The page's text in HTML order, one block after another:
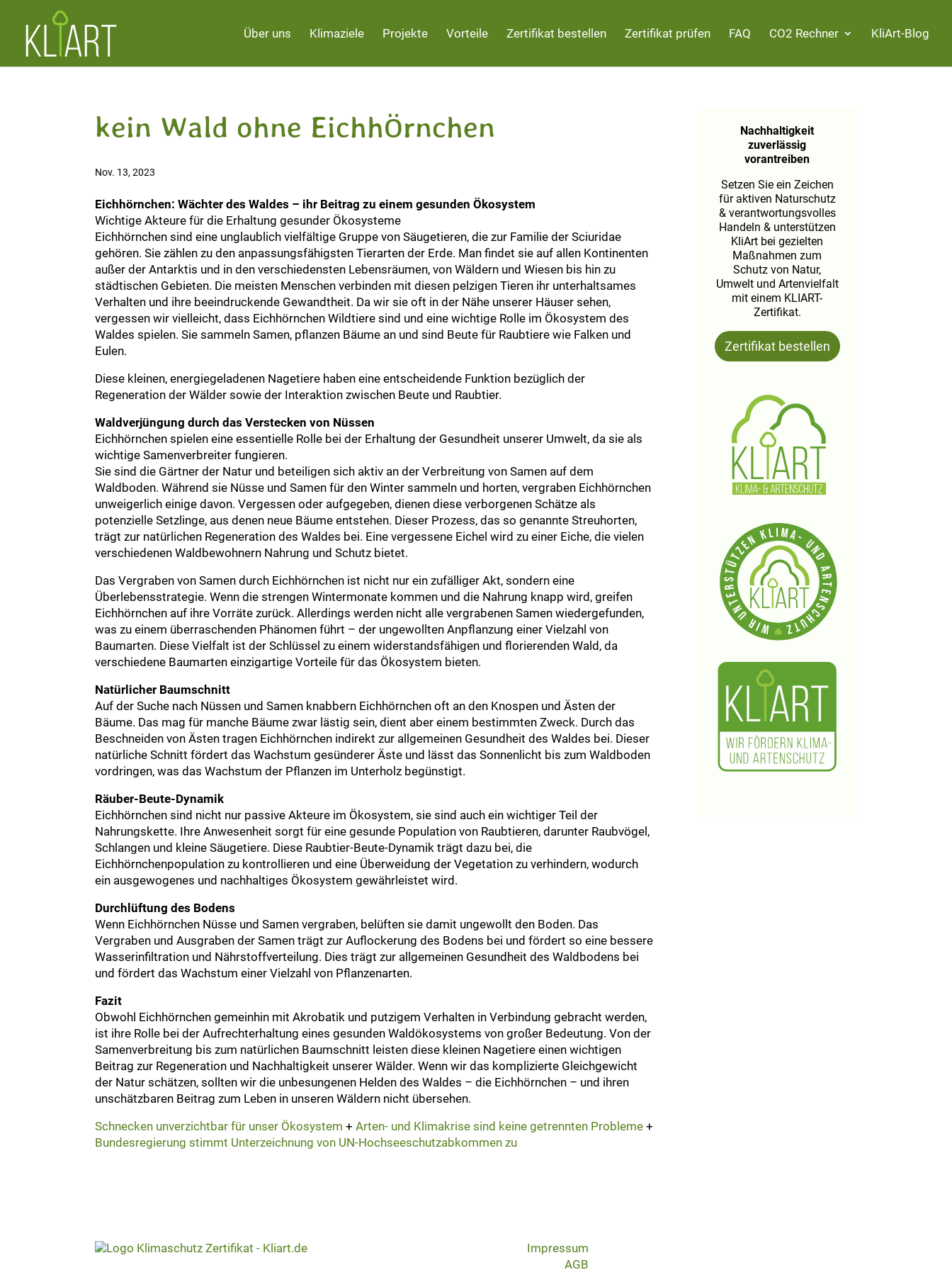
Über uns Klimaziele Projekte Vorteile Zertifikat bestellen Zertifikat prüfen FAQ CO2 Rechner KliArt-Blog
kein Wald ohne Eichhörnchen
Nov. 13, 2023
Eichhörnchen: Wächter des Waldes – ihr Beitrag zu einem gesunden Ökosystem
Wichtige Akteure für die Erhaltung gesunder Ökosysteme
Eichhörnchen sind eine unglaublich vielfältige Gruppe von Säugetieren, die zur Familie der Sciuridae
gehören. Sie zählen zu den anpassungsfähigsten Tierarten der Erde. Man findet sie auf allen Kontinenten
außer der Antarktis und in den verschiedensten Lebensräumen, von Wäldern und Wiesen bis hin zu
städtischen Gebieten. Die meisten Menschen verbinden mit diesen pelzigen Tieren ihr unterhaltsames
Verhalten und ihre beeindruckende Gewandtheit. Da wir sie oft in der Nähe unserer Häuser sehen,
vergessen wir vielleicht, dass Eichhörnchen Wildtiere sind und eine wichtige Rolle im Ökosystem des
Waldes spielen. Sie sammeln Samen, pflanzen Bäume an und sind Beute für Raubtiere wie Falken und
Eulen.
Diese kleinen, energiegeladenen Nagetiere haben eine entscheidende Funktion bezüglich der
Regeneration der Wälder sowie der Interaktion zwischen Beute und Raubtier.
Waldverjüngung durch das Verstecken von Nüssen
Eichhörnchen spielen eine essentielle Rolle bei der Erhaltung der Gesundheit unserer Umwelt, da sie als
wichtige Samenverbreiter fungieren.
Sie sind die Gärtner der Natur und beteiligen sich aktiv an der Verbreitung von Samen auf dem
Waldboden. Während sie Nüsse und Samen für den Winter sammeln und horten, vergraben Eichhörnchen
unweigerlich einige davon. Vergessen oder aufgegeben, dienen diese verborgenen Schätze als
potenzielle Setzlinge, aus denen neue Bäume entstehen. Dieser Prozess, das so genannte Streuhorten,
trägt zur natürlichen Regeneration des Waldes bei. Eine vergessene Eichel wird zu einer Eiche, die vielen
verschiedenen Waldbewohnern Nahrung und Schutz bietet.
Das Vergraben von Samen durch Eichhörnchen ist nicht nur ein zufälliger Akt, sondern eine
Überlebensstrategie. Wenn die strengen Wintermonate kommen und die Nahrung knapp wird, greifen
Eichhörnchen auf ihre Vorräte zurück. Allerdings werden nicht alle vergrabenen Samen wiedergefunden,
was zu einem überraschenden Phänomen führt – der ungewollten Anpflanzung einer Vielzahl von
Baumarten. Diese Vielfalt ist der Schlüssel zu einem widerstandsfähigen und florierenden Wald, da
verschiedene Baumarten einzigartige Vorteile für das Ökosystem bieten.
Natürlicher Baumschnitt
Auf der Suche nach Nüssen und Samen knabbern Eichhörnchen oft an den Knospen und Ästen der
Bäume. Das mag für manche Bäume zwar lästig sein, dient aber einem bestimmten Zweck. Durch das
Beschneiden von Ästen tragen Eichhörnchen indirekt zur allgemeinen Gesundheit des Waldes bei. Dieser
natürliche Schnitt fördert das Wachstum gesünderer Äste und lässt das Sonnenlicht bis zum Waldboden
vordringen, was das Wachstum der Pflanzen im Unterholz begünstigt.
Räuber-Beute-Dynamik
Eichhörnchen sind nicht nur passive Akteure im Ökosystem, sie sind auch ein wichtiger Teil der
Nahrungskette. Ihre Anwesenheit sorgt für eine gesunde Population von Raubtieren, darunter Raubvögel,
Schlangen und kleine Säugetiere. Diese Raubtier-Beute-Dynamik trägt dazu bei, die
Eichhörnchenpopulation zu kontrollieren und eine Überweidung der Vegetation zu verhindern, wodurch
ein ausgewogenes und nachhaltiges Ökosystem gewährleistet wird.
Durchlüftung des Bodens
Wenn Eichhörnchen Nüsse und Samen vergraben, belüften sie damit ungewollt den Boden. Das
Vergraben und Ausgraben der Samen trägt zur Auflockerung des Bodens bei und fördert so eine bessere
Wasserinfiltration und Nährstoffverteilung. Dies trägt zur allgemeinen Gesundheit des Waldbodens bei
und fördert das Wachstum einer Vielzahl von Pflanzenarten.
Fazit
Obwohl Eichhörnchen gemeinhin mit Akrobatik und putzigem Verhalten in Verbindung gebracht werden,
ist ihre Rolle bei der Aufrechterhaltung eines gesunden Waldökosystems von großer Bedeutung. Von der
Samenverbreitung bis zum natürlichen Baumschnitt leisten diese kleinen Nagetiere einen wichtigen
Beitrag zur Regeneration und Nachhaltigkeit unserer Wälder. Wenn wir das komplizierte Gleichgewicht
der Natur schätzen, sollten wir die unbesungenen Helden des Waldes – die Eichhörnchen – und ihren
unschätzbaren Beitrag zum Leben in unseren Wäldern nicht übersehen.
Schnecken unverzichtbar für unser Ökosystem +Arten- und Klimakrise sind keine getrennten Probleme +
Bundesregierung stimmt Unterzeichnung von UN-Hochseeschutzabkommen zu
Nachhaltigkeit
zuverlässig
vorantreiben
Setzen Sie ein Zeichen
für aktiven Naturschutz
& verantwortungsvolles
Handeln & unterstützen
KliArt bei gezielten
Maßnahmen zum
Schutz von Natur,
Umwelt und Artenvielfalt
mit einem KLIART-
Zertifikat.
Zertifikat bestellen
Impressum
AGB